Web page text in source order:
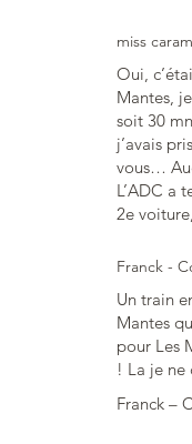
miss
Oui,
Mantes,
soit 30
j’avais
vous…
L’ADC a
2e
Franck -
Un train
Mantes
pour Les
! La je
Franck –